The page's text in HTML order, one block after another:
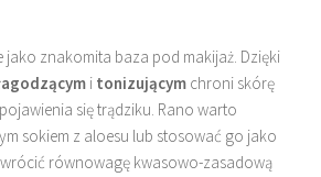
jako znakomita baza pod makijaż. Dzięki
i tonizującym chroni skórę
się trądziku. Rano warto
sokiem z aloesu lub stosować go jako
równowagę kwasowo-zasadową